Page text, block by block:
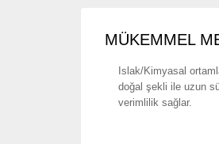
MÜKEMMEL
Islak/Kimyasal
doğal şekli ile uzun
verimlilik sağlar.